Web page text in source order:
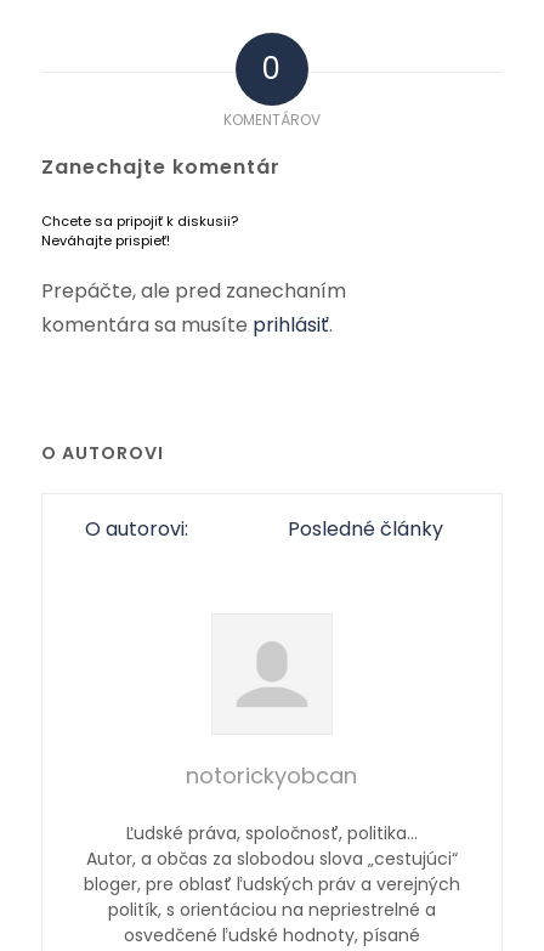
0
KOMENTÁROV
Zanechajte komentár
Chcete sa pripojiť k diskusii?
Neváhajte prispieť!
Prepáčte, ale pred zanechaním
komentára sa musíte prihlásiť.
O AUTOROVI
O autorovi: Posledné články
notorickyobcan
Ľudské práva, spoločnosť, politika…
Autor, a občas za slobodou slova „cestujúci“
bloger, pre oblasť ľudských práv a verejných
politík, s orientáciou na nepriestrelné a
osvedčené ľudské hodnoty, písané